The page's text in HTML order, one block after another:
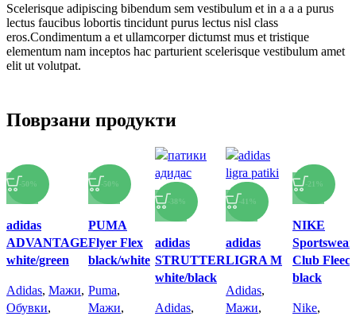
Scelerisque adipiscing bibendum sem vestibulum et in a a a purus
lectus faucibus lobortis tincidunt purus lectus nisl class
eros.Condimentum a et ullamcorper dictumst mus et tristique
elementum nam inceptos hac parturient scelerisque vestibulum amet
elit ut volutpat.
Поврзани продукти
-50%
Брз преглед
Додади во
омилени
adidas
ADVANTAGE
white/green
Adidas, Мажи,
Обувки,
-50%
Брз преглед
Додади во
омилени
PUMA
Flyer Flex
black/white
Puma,
Мажи,
-38%
Брз преглед
Додади во
омилени
adidas
STRUTTER
white/black
Adidas,
-41%
Брз преглед
Додади во
adidas
LIGRA M
Adidas,
Мажи,
-21%
Брз преглед
Додади во
омилени
NIKE
Sportswear
Club Fleece
black
Nike,